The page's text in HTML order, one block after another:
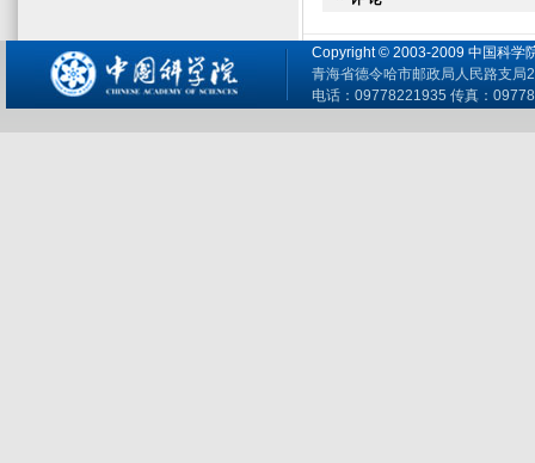
Copyright © 2003-2009 中国科学
青海省德令哈市邮政局人民路支局
电话：09778221935 传真：